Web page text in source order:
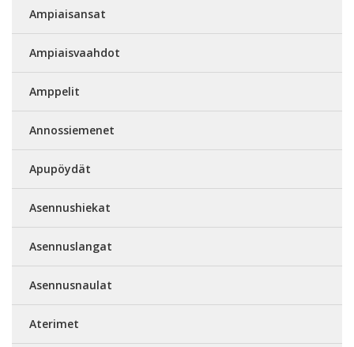
Ampiaisansat
Ampiaisvaahdot
Amppelit
Annossiemenet
Apupöydät
Asennushiekat
Asennuslangat
Asennusnaulat
Aterimet